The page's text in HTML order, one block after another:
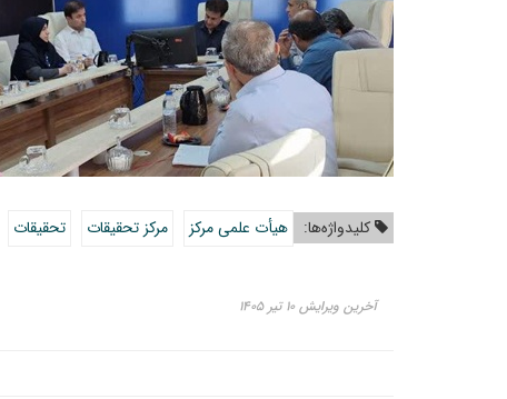
کلیدواژه‌ها: هیأت علمی مرکز مرکز تحقیقات تحقیقات
آخرین ویرایش ۱۰ تیر ۱۴۰۵